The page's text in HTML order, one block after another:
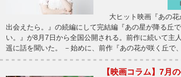
大ヒット映画『あの花
出会えたら。』の続編にして完結編『あの星が降る丘
い。』が8月7日から全国公開される。前作に続いて主
遥に話を聞いた。 －始めに、前作『あの花が咲く丘で
【映画コラム】7月